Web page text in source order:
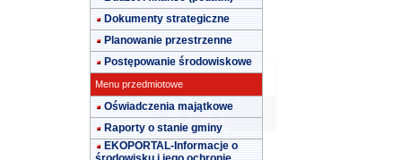
Dokumenty strategiczne
Planowanie przestrzenne
Postępowanie środowiskowe
Menu przedmiotowe
Oświadczenia majątkowe
Raporty o stanie gminy
EKOPORTAL-Informacje o